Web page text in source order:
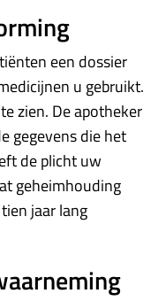
een dossier
u gebruikt.
zien. De apotheker
gegevens die het
de plicht uw
geheimhouding
jaar lang